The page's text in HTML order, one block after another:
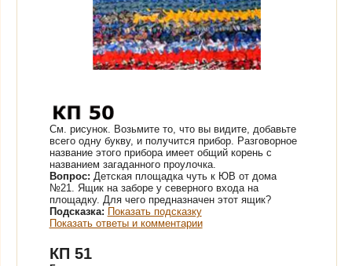
См. рисунок. Возьмите то, что вы видите, добавьте
всего одну букву, и получится прибор. Разговорное
название этого прибора имеет общий корень с
названием загаданного проулочка.
Вопрос: Детская площадка чуть к ЮВ от дома
№21. Ящик на заборе у северного входа на
площадку. Для чего предназначен этот ящик?
Подсказка: Показать подсказку
Показать ответы и комментарии
КП 51